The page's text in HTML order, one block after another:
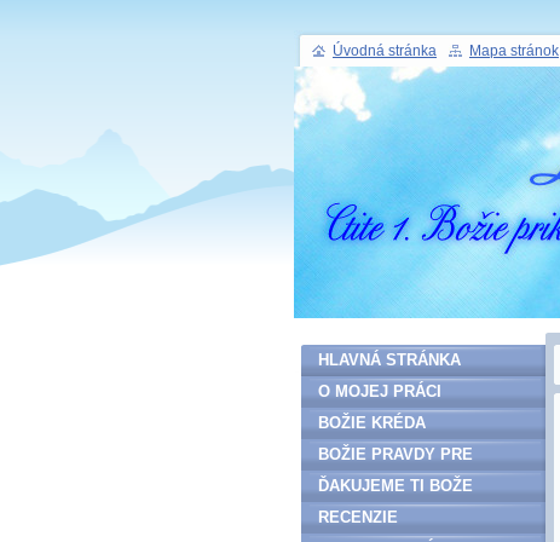
HLAVNÁ STRÁNKA
O MOJEJ PRÁCI
BOŽIE KRÉDA
BOŽIE PRAVDY PRE
ĽUDSTVO
ĎAKUJEME TI BOŽE
RECENZIE
Úvodná stránka Mapa stránok